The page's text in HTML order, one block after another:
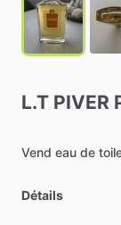
L.T PIVER
Vend eau de
Détails